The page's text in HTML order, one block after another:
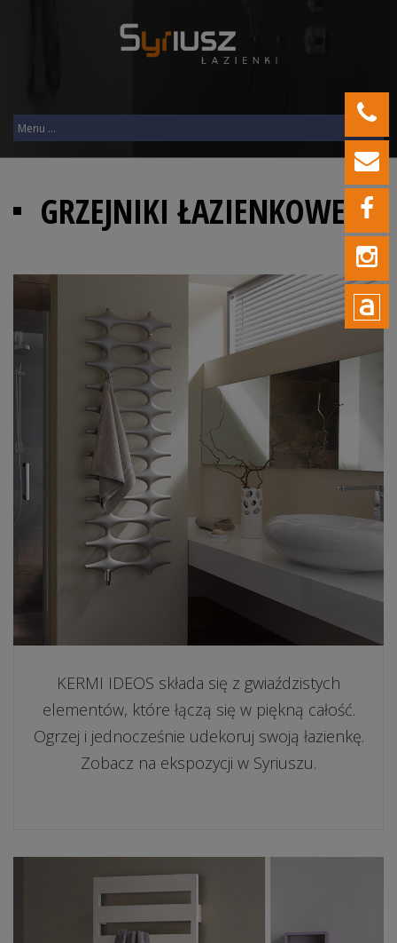
GRZEJNIKI ŁAZIENKOWE
KERMI IDEOS składa się z gwiaździstych
elementów, które łączą się w piękną całość.
Ogrzej i jednocześnie udekoruj swoją łazienkę.
Zobacz na ekspozycji w Syriuszu.